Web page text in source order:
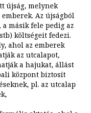
újság, melynek
Az újságból
másik fele pedig az
költségeit fedezi.
ahol az emberek
az utcalapot,
a hajukat, állást
központ biztosít
pl. az utcalap